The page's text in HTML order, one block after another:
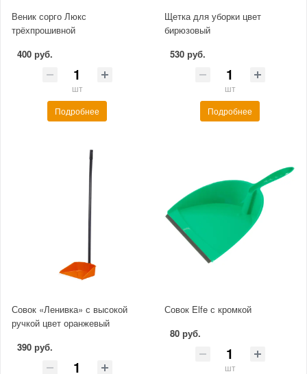
Веник сорго Люкс
трёхпрошивной
400 руб.
шт
Подробнее
Щетка для уборки цвет
бирюзовый
530 руб.
шт
Подробнее
Совок «Ленивка» с высокой
ручкой цвет оранжевый
390 руб.
Совок Elfe с кромкой
80 руб.
шт